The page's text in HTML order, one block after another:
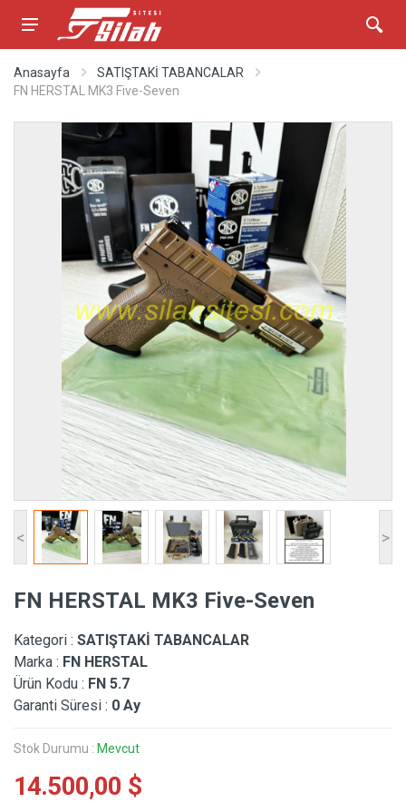
Anasayfa
SATIŞTAKİ TABANCALAR
FN HERSTAL MK3 Five-Seven
< >
FN HERSTAL MK3 Five-Seven
Kategori : SATIŞTAKİ TABANCALAR
Marka : FN HERSTAL
Ürün Kodu : FN 5.7
Garanti Süresi : 0 Ay
Stok Durumu : Mevcut
14.500,00 $